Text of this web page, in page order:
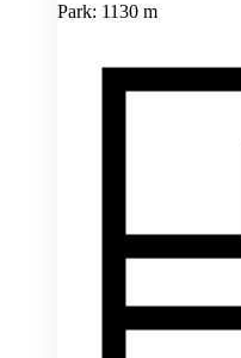
Park: 1130 m